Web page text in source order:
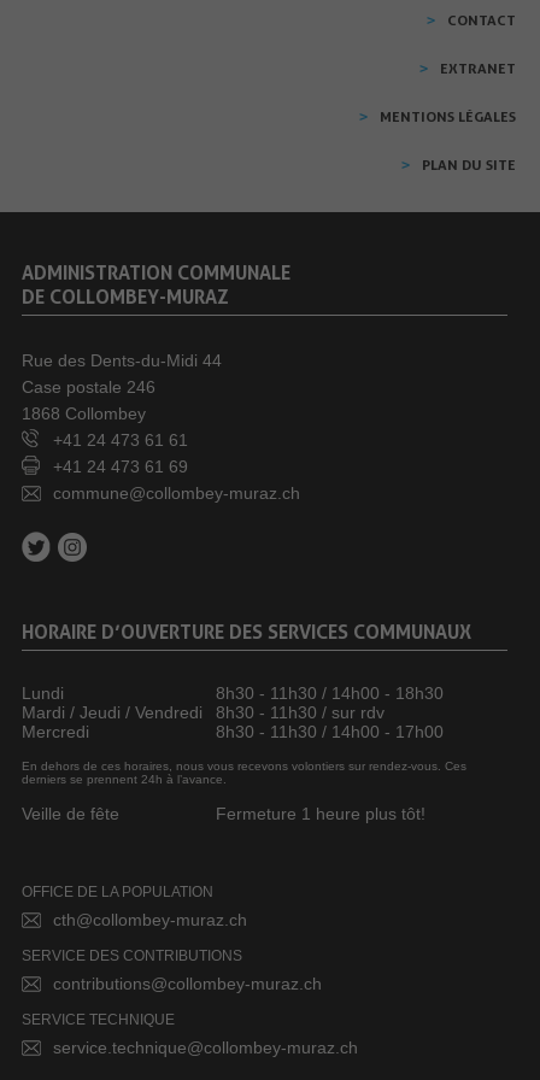
CONTACT
EXTRANET
MENTIONS LÉGALES
PLAN DU SITE
ADMINISTRATION COMMUNALE
DE COLLOMBEY-MURAZ
Rue des Dents-du-Midi 44
Case postale 246
1868 Collombey
+41 24 473 61 61
+41 24 473 61 69
commune@collombey-muraz.ch
HORAIRE D’OUVERTURE DES SERVICES COMMUNAUX
Lundi
8h30 - 11h30 / 14h00 - 18h30
Mardi / Jeudi / Vendredi
8h30 - 11h30 / sur rdv
Mercredi
8h30 - 11h30 / 14h00 - 17h00
En dehors de ces horaires, nous vous recevons volontiers sur rendez-vous. Ces
derniers se prennent 24h à l’avance.
Veille de fête Fermeture 1 heure plus tôt!
OFFICE DE LA POPULATION
cth@collombey-muraz.ch
SERVICE DES CONTRIBUTIONS
contributions@collombey-muraz.ch
SERVICE TECHNIQUE
service.technique@collombey-muraz.ch